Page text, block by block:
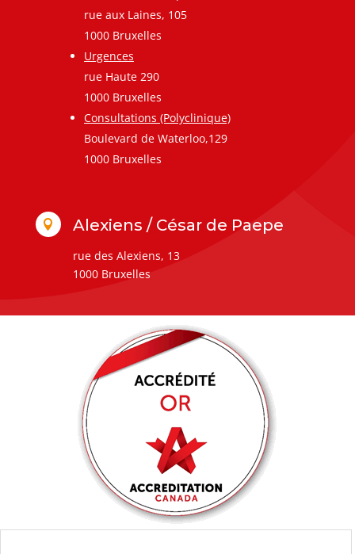
rue aux Laines, 105
1000 Bruxelles
Urgences
rue Haute 290
1000 Bruxelles
Consultations (Polyclinique)
Boulevard de Waterloo,129
1000 Bruxelles
 Alexiens / César de Paepe
rue des Alexiens, 13
1000 Bruxelles